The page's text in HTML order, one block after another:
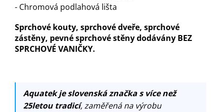
- Chromová podlahová lišta
Sprchové kouty, sprchové dveře, sprchové
zástěny, pevné sprchové stěny dodávány BEZ
SPRCHOVÉ VANIČKY.
Aquatek je slovenská značka s více než
25letou tradicí, zaměřená na výrobu